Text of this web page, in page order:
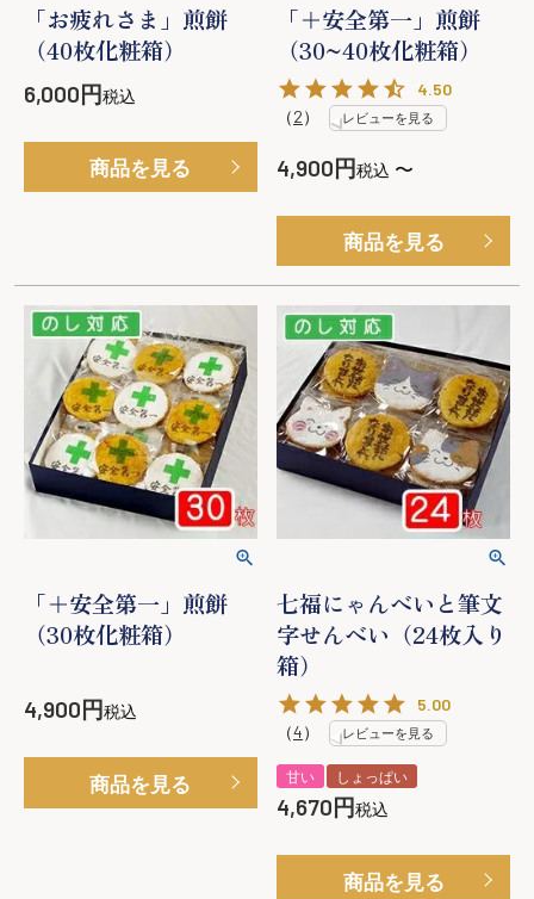
「お疲れさま」煎餅
（40枚化粧箱）
6,000 税込
商品を見る
「＋安全第一」煎餅
（30~40枚化粧箱）
4.50
（2） レビューを見る
4,900 税込 〜
商品を見る
「＋安全第一」煎餅
（30枚化粧箱）
4,900 税込
商品を見る
七福にゃんべいと筆文
字せんべい（24枚入り
箱）
5.00
（4） レビューを見る
甘い しょっぱい
4,670 税込
商品を見る